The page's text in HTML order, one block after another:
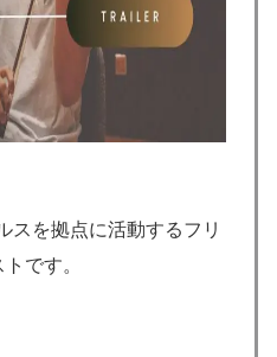
スを拠点に活動するフリ
です。